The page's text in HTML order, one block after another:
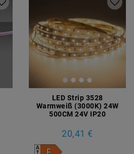
LED Strip 3528
Warmweiß (3000K) 24W
500CM 24V IP20
20,41 €